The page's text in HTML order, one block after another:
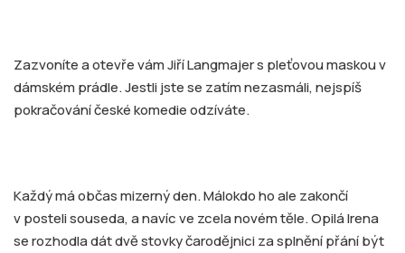
Zazvoníte a otevře vám Jiří Langmajer s pleťovou maskou v
dámském prádle. Jestli jste se zatím nezasmáli, nejspíš
pokračování české komedie odzíváte.
Každý má občas mizerný den. Málokdo ho ale zakončí
v posteli souseda, a navíc ve zcela novém těle. Opilá Irena
se rozhodla dát dvě stovky čarodějnici za splnění přání být